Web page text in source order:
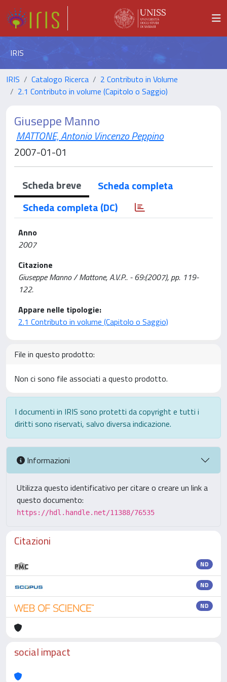
IRIS
IRIS Catalogo Ricerca
2 Contributo in Volume
2.1 Contributo in volume (Capitolo o Saggio)
Giuseppe Manno
MATTONE, Antonio Vincenzo Peppino
2007-01-01
Scheda breve
Scheda completa
Scheda completa (DC)
Anno
2007
Citazione
Giuseppe Manno / Mattone, A.V.P.. - 69:(2007), pp. 119-
122.
Appare nelle tipologie:
2.1 Contributo in volume (Capitolo o Saggio)
File in questo prodotto:
Non ci sono file associati a questo prodotto.
I documenti in IRIS sono protetti da copyright e tutti i
diritti sono riservati, salvo diversa indicazione.
Informazioni
Utilizza questo identificativo per citare o creare un link a
questo documento:
https://hdl.handle.net/11388/76535
Citazioni
ND
ND
ND
social impact